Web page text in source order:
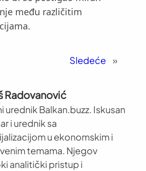
među različitim
Sledeće »
Radovanović
urednik Balkan.buzz. Iskusan
i urednik sa
u ekonomskim i
temama. Njegov
analitički pristup i